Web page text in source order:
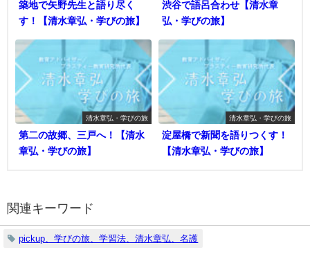
築地で矢野先生と語り尽く
す！【清水章弘・学びの旅】
渋谷で語呂合わせ【清水章
弘・学びの旅】
清水章弘・学びの旅
第二の故郷、三戸へ！【清水
章弘・学びの旅】
清水章弘・学びの旅
淀屋橋で新聞を語りつくす！
【清水章弘・学びの旅】
関連キーワード
pickup、学びの旅、学習法、清水章弘、名護